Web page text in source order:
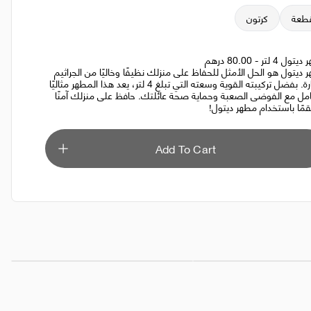
كرتون
4 لتر - 80.00 درهم
ديتول هو الحل الأمثل للحفاظ على منزلك نظيفًا وخاليًا من الجراثيم
الضارة. بفضل تركيبته القوية وسعته التي تبلغ 4 لتر، يعد هذا المطهر مثاليًا
مع الفوضى الصعبة وحماية صحة عائلتك. حافظ على منزلك آمنًا
باستخدام مطهر ديتول!
Add To Cart